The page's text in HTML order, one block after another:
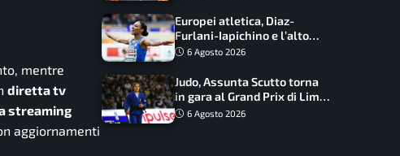
mentre
diretta tv
streaming
aggiornamenti
Europei atletica, Diaz-
Furlani-Iapichino e l’alto
azzurro: l’Italia sogna nei
6 Agosto 2026
Judo, Assunta Scutto torna
in gara al Grand Prix di Lima:
17 azzurri convocati
6 Agosto 2026